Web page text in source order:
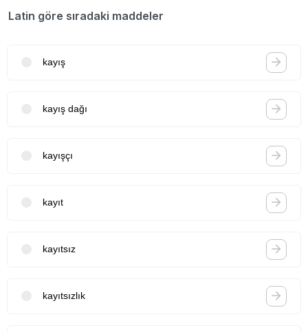
Latin göre sıradaki maddeler
kayış
kayış dağı
kayışçı
kayıt
kayıtsız
kayıtsızlık